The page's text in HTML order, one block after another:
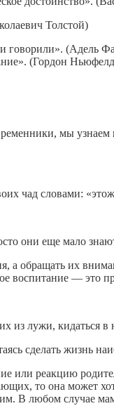
Толстой)
говорили». (Адель
(Гордон
мы узнаем
чад словами:
они еще мало
обращать их
воспитание — это
из лужи, кидаться
сделать жизнь
реакцию
то она может
В любом случае